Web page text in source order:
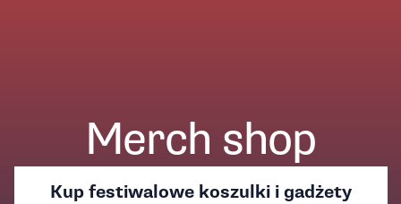
Merch shop
Kup festiwalowe koszulki i gadżety